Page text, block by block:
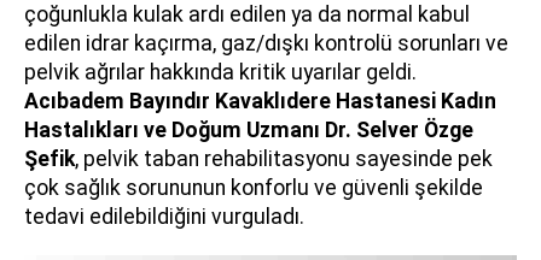
çoğunlukla kulak ardı edilen ya da normal kabul
edilen idrar kaçırma, gaz/dışkı kontrolü sorunları ve
pelvik ağrılar hakkında kritik uyarılar geldi.
Acıbadem Bayındır Kavaklıdere Hastanesi Kadın
Hastalıkları ve Doğum Uzmanı Dr. Selver Özge
Şefik, pelvik taban rehabilitasyonu sayesinde pek
çok sağlık sorununun konforlu ve güvenli şekilde
tedavi edilebildiğini vurguladı.